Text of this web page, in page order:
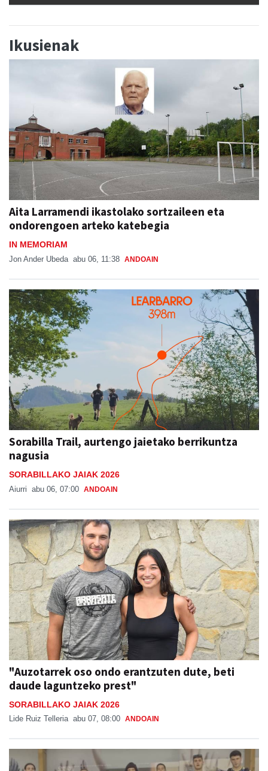
Ikusienak
Aita Larramendi ikastolako sortzaileen eta
ondorengoen arteko katebegia
IN MEMORIAM
Jon Ander Ubeda abu 06, 11:38 ANDOAIN
Sorabilla Trail, aurtengo jaietako berrikuntza
nagusia
SORABILLAKO JAIAK 2026
Aiurri abu 06, 07:00 ANDOAIN
"Auzotarrek oso ondo erantzuten dute, beti
daude laguntzeko prest"
SORABILLAKO JAIAK 2026
Lide Ruiz Telleria abu 07, 08:00 ANDOAIN